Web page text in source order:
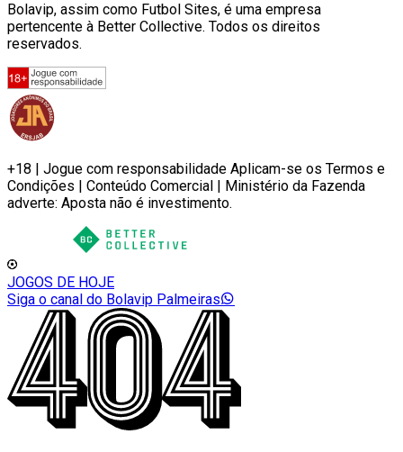
Bolavip, assim como Futbol Sites, é uma empresa
pertencente à Better Collective. Todos os direitos
reservados.
+18 | Jogue com responsabilidade Aplicam-se os Termos e
Condições | Conteúdo Comercial | Ministério da Fazenda
adverte: Aposta não é investimento.
JOGOS DE HOJE
Siga o canal do Bolavip Palmeiras